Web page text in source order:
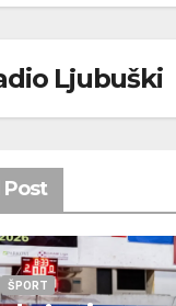
Ljubuški
Post
ŠPORT